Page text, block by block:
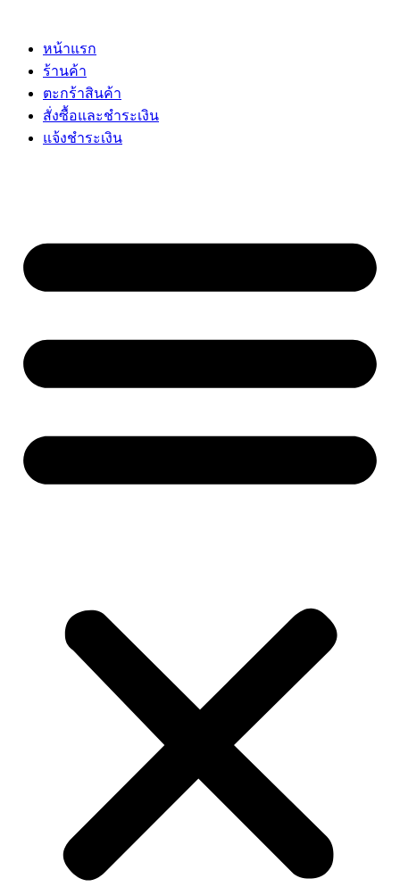
contentหน้าแรก
ร้านค้า
ตะกร้าสินค้า
สั่งซื้อและชำระเงิน
แจ้งชำระเงิน